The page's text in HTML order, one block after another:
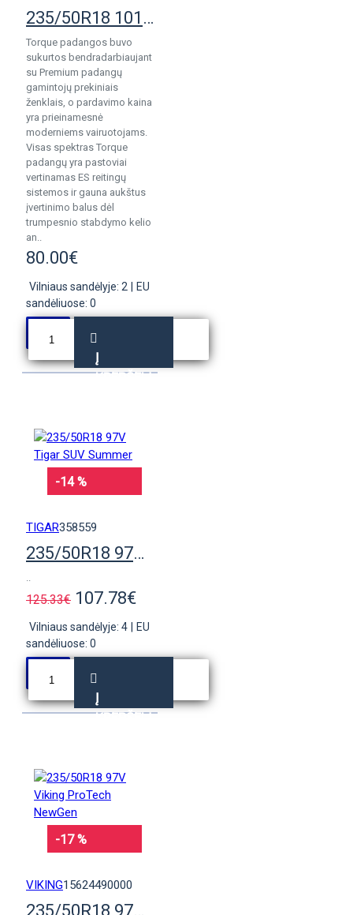
235/50R18 101W Torque TQ901 padanga
Torque padangos buvo
sukurtos bendradarbiaujant
su Premium padangų
gamintojų prekiniais
ženklais, o pardavimo kaina
yra prieinamesnė
moderniems vairuotojams.
Visas spektras Torque
padangų yra pastoviai
vertinamas ES reitingų
sistemos ir gauna aukštus
įvertinimo balus dėl
trumpesnio stabdymo kelio
an..
80.00€
Vilniaus sandėlyje: 2
EU
sandėliuose: 0
Į
KREPŠELĮ
-14 %
TIGAR358559
235/50R18 97V Tigar SUV Summer
..
125.33€ 107.78€
Vilniaus sandėlyje: 4
EU
sandėliuose: 0
Į
KREPŠELĮ
-17 %
VIKING15624490000